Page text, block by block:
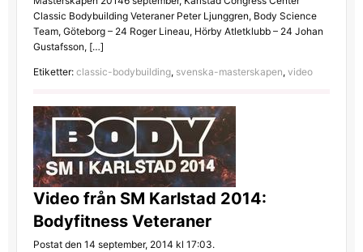
Classic Bodybuilding Veteraner Peter Ljunggren, Body Science
Team, Göteborg – 24 Roger Lineau, Hörby Atletklubb – 24 Johan
Gustafsson, […]
Etiketter: classic-bodybuilding, svenska-masterskapen, video
Video från SM Karlstad 2014:
Bodyfitness Veteraner
Postat den 14 september, 2014 kl 17:03.